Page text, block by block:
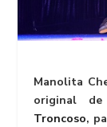
Manolita
original de
Troncoso,